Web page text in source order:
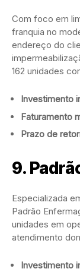
Com foco em
franquia no
endereço do
162 unidades
Investimento
Faturamento
Prazo de
9.
Especializada
Padrão
unidades em
atendimento
Investimento